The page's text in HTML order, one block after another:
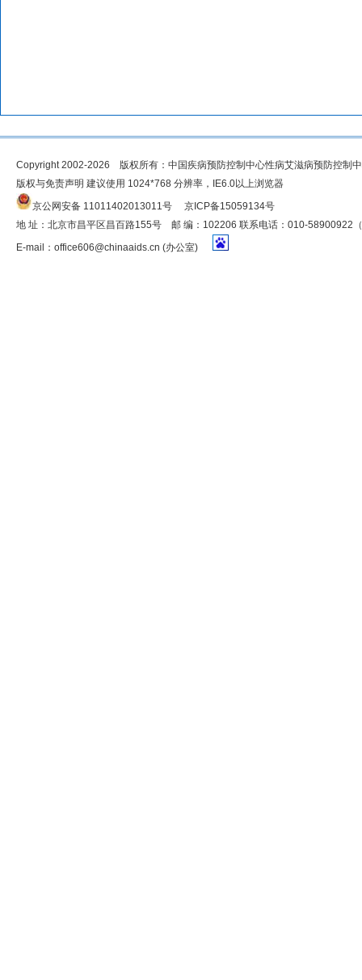
Copyright 2002-2026 版权所有：中国疾病预防控制中心性病艾滋病预防控制
版权与免责声明 建议使用 1024*768 分辨率，IE6.0以上浏览器
京公网安备 11011402013011号
京ICP备15059134号
地 址：北京市昌平区昌百路155号 邮 编：102206 联系电话：010-58900922
E-mail： office606@chinaaids.cn (办公室)